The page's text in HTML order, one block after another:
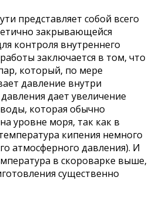
представляет собой всего
закрывающейся
контроля внутреннего
заключается в том, что
который, по мере
давление внутри
дает увеличение
которая обычно
уровне моря, так как в
кипения немного
атмосферного давления). И
в скороварке выше,
существенно